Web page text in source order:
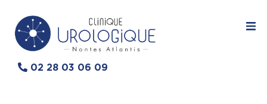
02 28 03 06 09